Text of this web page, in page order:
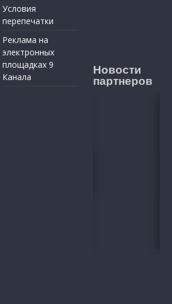
Условия
перепечатки
Реклама на
электронных
площадках 9
Канала
Новости
партнеров